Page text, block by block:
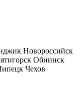
Новороссийск
Обнинск
Чехов